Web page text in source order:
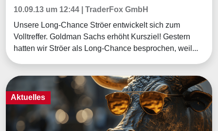
10.09.13 um 12:44 | TraderFox GmbH
Unsere Long-Chance Ströer entwickelt sich zum
Volltreffer. Goldman Sachs erhöht Kursziel! Gestern
hatten wir Ströer als Long-Chance besprochen, weil...
Aktuelles